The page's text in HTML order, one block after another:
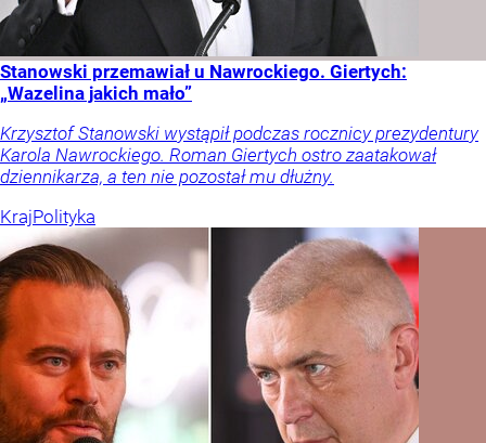
Stanowski przemawiał u Nawrockiego. Giertych:
„Wazelina jakich mało”
Krzysztof Stanowski wystąpił podczas rocznicy prezydentury
Karola Nawrockiego. Roman Giertych ostro zaatakował
dziennikarza, a ten nie pozostał mu dłużny.
KrajPolityka